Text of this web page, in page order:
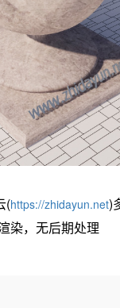
(https://zhidayun.net)
染，无后期处理